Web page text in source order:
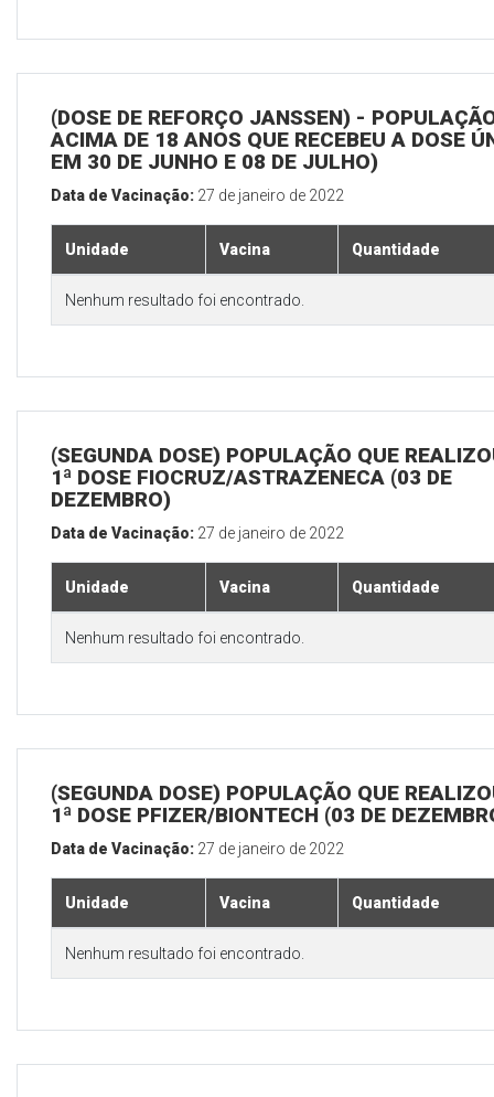
(DOSE DE REFORÇO JANSSEN) -
ACIMA DE 18 ANOS QUE RECEBEU A DOSE
EM 30 DE JUNHO E 08 DE JULHO)
Data de Vacinação: 27 de janeiro de 2022
Unidade Vacina Quantidade
Nenhum resultado foi encontrado.
(SEGUNDA DOSE) POPULAÇÃO QUE
1ª DOSE FIOCRUZ/ASTRAZENECA (03 DE
DEZEMBRO)
Data de Vacinação: 27 de janeiro de 2022
Unidade Vacina Quantidade
Nenhum resultado foi encontrado.
(SEGUNDA DOSE) POPULAÇÃO QUE
1ª DOSE PFIZER/BIONTECH (03 DE
Data de Vacinação: 27 de janeiro de 2022
Unidade Vacina Quantidade
Nenhum resultado foi encontrado.